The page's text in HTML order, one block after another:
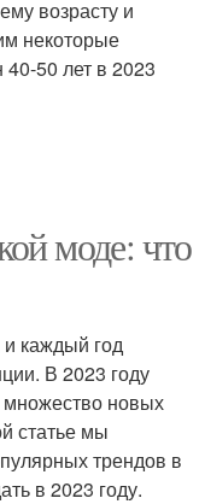
возрасту и
некоторые
50 лет в 2023
моде: что
каждый год
В 2023 году
новых
статье мы
трендов в
в 2023 году.